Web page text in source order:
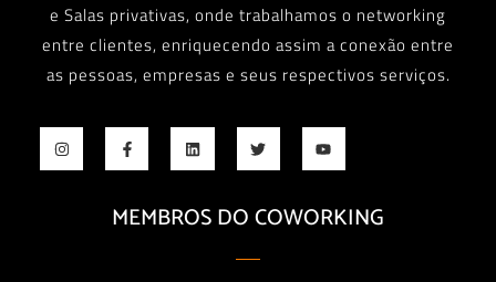
e Salas privativas, onde trabalhamos o networking
entre clientes, enriquecendo assim a conexão entre
as pessoas, empresas e seus respectivos serviços.
MEMBROS DO COWORKING